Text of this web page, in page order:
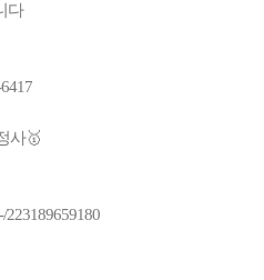
다
사🥇
223189659180